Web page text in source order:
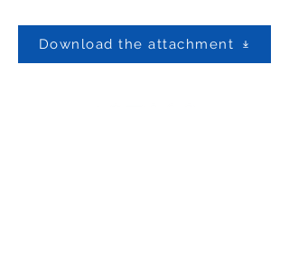
Download the attachment